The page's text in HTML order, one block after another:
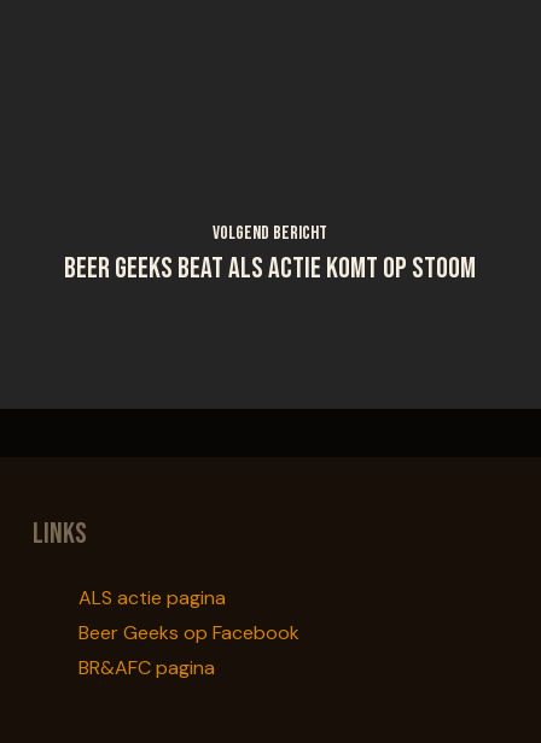
Volgend bericht
Beer Geeks Beat ALS actie komt op stoom
Links
ALS actie pagina
Beer Geeks op Facebook
BR&AFC pagina